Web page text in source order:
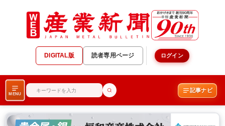
DIGITAL版 読者専用ページ ログイン
MENU
記事ナビ